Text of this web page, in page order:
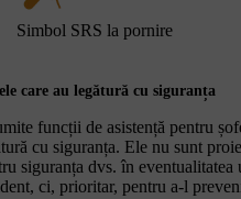
Simbol SRS la pornire
care au legătură cu siguranța
funcții de asistență pentru
cu siguranța. Ele nu sunt
siguranța dvs. în eventualitatea
ci, prioritar, pentru a-l